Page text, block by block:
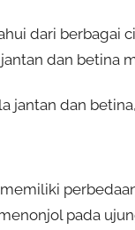
dari berbagai
dan betina
jantan dan
pada